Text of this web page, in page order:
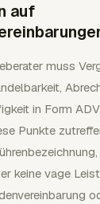
auf
muss
in Form
Punkte
keine vage